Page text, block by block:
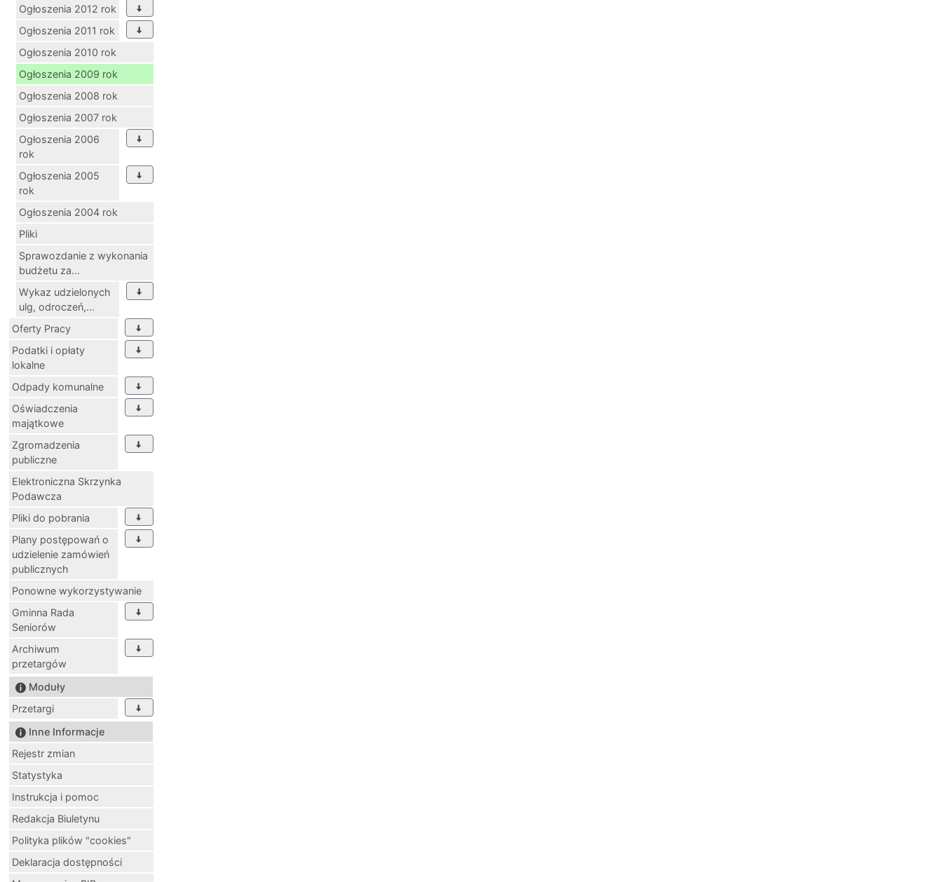
Ogłoszenia 2012 rok
Ogłoszenia 2011 rok
Ogłoszenia 2010 rok
Ogłoszenia 2009 rok
Ogłoszenia 2008 rok
Ogłoszenia 2007 rok
Ogłoszenia 2006
rok
Ogłoszenia 2005
rok
Ogłoszenia 2004 rok
Pliki
Sprawozdanie z wykonania
budżetu za...
Wykaz udzielonych
ulg, odroczeń,...
Oferty Pracy
Podatki i opłaty
lokalne
Odpady komunalne
Oświadczenia
majątkowe
Zgromadzenia
publiczne
Elektroniczna Skrzynka
Podawcza
Pliki do pobrania
Plany postępowań o
udzielenie zamówień
publicznych
Ponowne wykorzystywanie
Gminna Rada
Seniorów
Archiwum
przetargów
Moduły
Przetargi
Inne Informacje
Rejestr zmian
Statystyka
Instrukcja i pomoc
Redakcja Biuletynu
Polityka plików "cookies"
Deklaracja dostępności